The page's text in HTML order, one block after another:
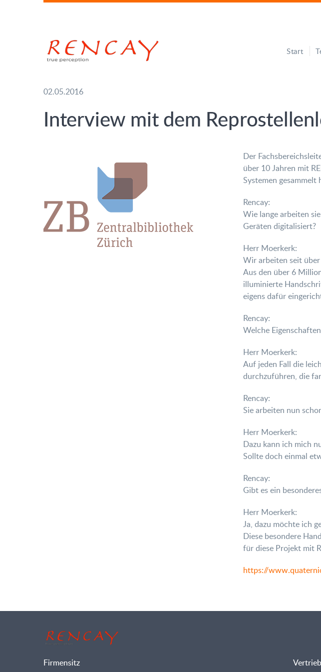
Start
02.05.2016
Interview mit dem
Der
über 10 Jahren mit
Systemen gesammelt
Rencay:
Wie lange arbeiten
Geräten digitalisiert?
Herr Moerkerk:
Wir arbeiten seit
Aus den über 6
illuminierte
eigens dafür
Rencay:
Welche
Herr Moerkerk:
Auf jeden Fall die
durchzuführen, die
Rencay:
Sie arbeiten nun
Herr Moerkerk:
Dazu kann ich mich
Sollte doch einmal
Rencay:
Gibt es ein
Herr Moerkerk:
Ja, dazu möchte ich
Diese besondere
für diese Projekt mit
https://
Firmensitz